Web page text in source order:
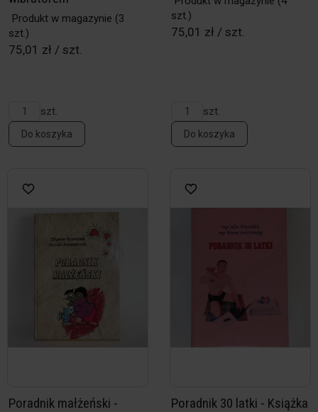
Produkt w magazynie (3
szt.)
75,01 zł / szt.
szt.
Do koszyka
szt.)
75,01 zł / szt.
szt.
Do koszyka
Poradnik małżeński -
Poradnik 30 latki - Książka